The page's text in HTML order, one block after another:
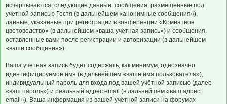
исчерпываются, следующие данные: сообщения, размещённые под
учётной записью Гостя (в дальнейшем «анонимные сообщения»),
данные, указанные при регистрации в конференции «Комнатное
цветоводство» (в дальнейшем «ваша учётная запись») и сообщения,
оставленные вами после регистрации и авторизации (в дальнейшем
«ваши сообщения»).
Ваша учётная запись будет содержать, как минимум, однозначно
идентифицируемое имя (в дальнейшем «ваше имя пользователя»),
индивидуальный пароль для входа под вашей учётной записью (далее
«ваш пароль») и реальный адрес email (в дальнейшем «ваш адрес
email»). Ваша информация из вашей учётной записи на форумах